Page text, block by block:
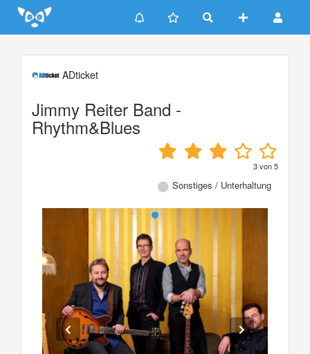
Update cookies preferences
ADticket
Jimmy Reiter Band -
Rhythm&Blues
3von5
Sonstiges / Unterhaltung